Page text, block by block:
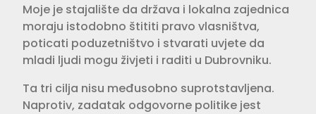
Moje je stajalište da država i lokalna zajednica
moraju istodobno štititi pravo vlasništva,
poticati poduzetništvo i stvarati uvjete da
mladi ljudi mogu živjeti i raditi u Dubrovniku.
Ta tri cilja nisu međusobno suprotstavljena.
Naprotiv, zadatak odgovorne politike jest